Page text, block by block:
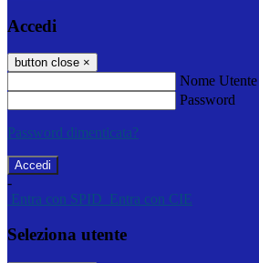
Accedi
button close ×
Nome Utente
Password
Password dimenticata?
-
Entra con SPID Entra con CIE
Seleziona utente